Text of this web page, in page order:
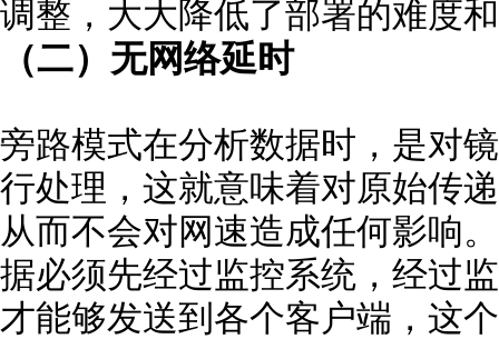
调整，大大降低了部署的难度
（二）无网络延时
旁路模式在分析数据时，是对
行处理，这就意味着对原始传
从而不会对网速造成任何影响
据必须先经过监控系统，经过
才能够发送到各个客户端，这